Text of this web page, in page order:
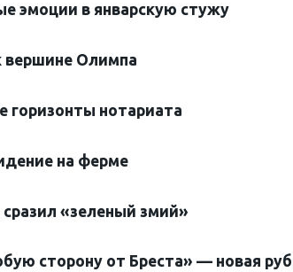
эмоции в январскую стужу
вершине Олимпа
горизонты нотариата
на ферме
«зеленый змий»
сторону от Бреста» — новая